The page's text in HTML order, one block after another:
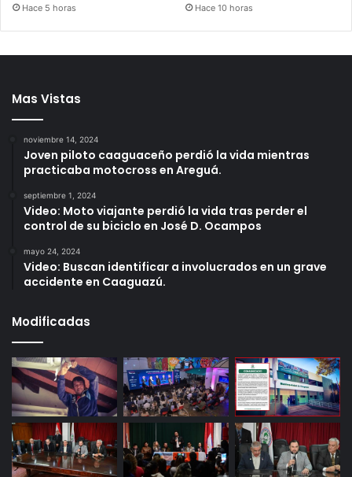
Hace 5 horas Hace 10 horas
Mas Vistas
noviembre 14, 2024
Joven piloto caaguaceño perdió la vida mientras
practicaba motocross en Areguá.
septiembre 1, 2024
Video: Moto viajante perdió la vida tras perder el
control de su biciclo en José D. Ocampos
mayo 24, 2024
Video: Buscan identificar a involucrados en un grave
accidente en Caaguazú.
Modificadas